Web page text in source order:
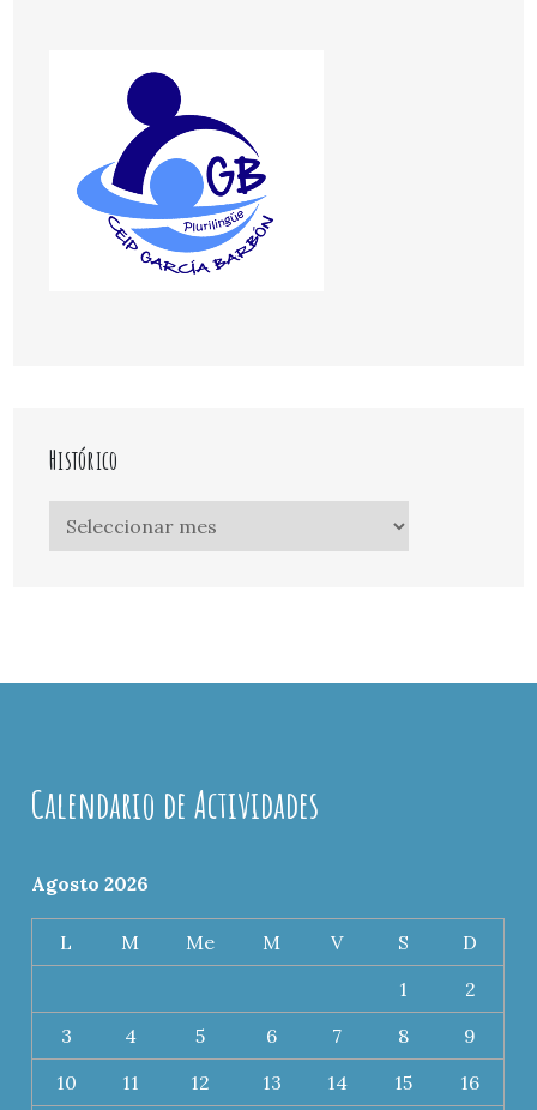
Histórico
Histórico
Calendario de Actividades
Agosto 2026
L M Me M V S
D
1
2
3
4 5 6 7 8
9
10
11 12 13 14 15
16